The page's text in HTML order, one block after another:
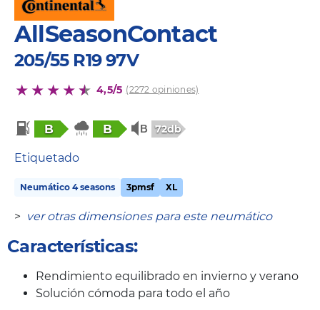
AllSeasonContact
205/55 R19 97V
4,5/5 (2272 opiniones)
B B 72db
Etiquetado
Neumático 4 seasons 3pmsf XL
> ver otras dimensiones para este neumático
Características:
Rendimiento equilibrado en invierno y verano
Solución cómoda para todo el año